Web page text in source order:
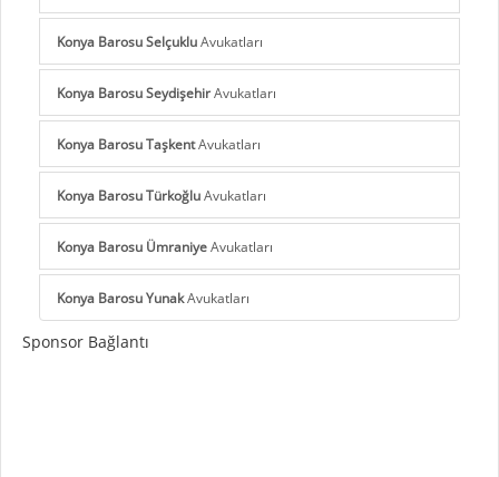
Konya Barosu SelçukluAvukatları
Konya Barosu SeydişehirAvukatları
Konya Barosu TaşkentAvukatları
Konya Barosu TürkoğluAvukatları
Konya Barosu ÜmraniyeAvukatları
Konya Barosu YunakAvukatları
Sponsor Bağlantı